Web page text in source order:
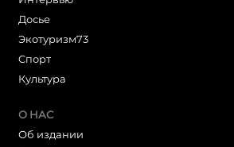
Досье
Экотуризм73
Cпорт
Культура
О НАС
Об издании